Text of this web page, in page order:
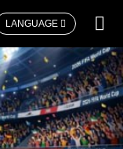
LANGUAGE